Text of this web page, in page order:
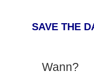
SAVE THE
Wann?